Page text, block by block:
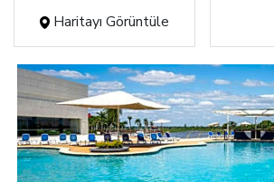
Haritayı Görüntüle